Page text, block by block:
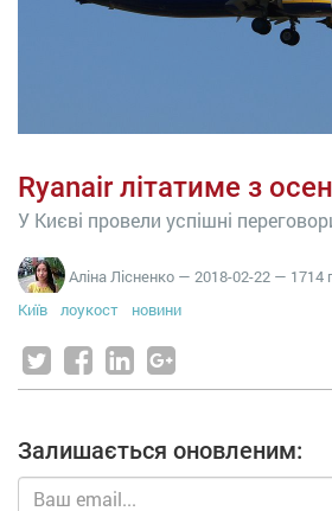
Ryanair літатиме з
У Києві провели успішні
Аліна Лісненко — 2018-02-22 — 1714
Київ
лоукост новини
Залишається оновленим: